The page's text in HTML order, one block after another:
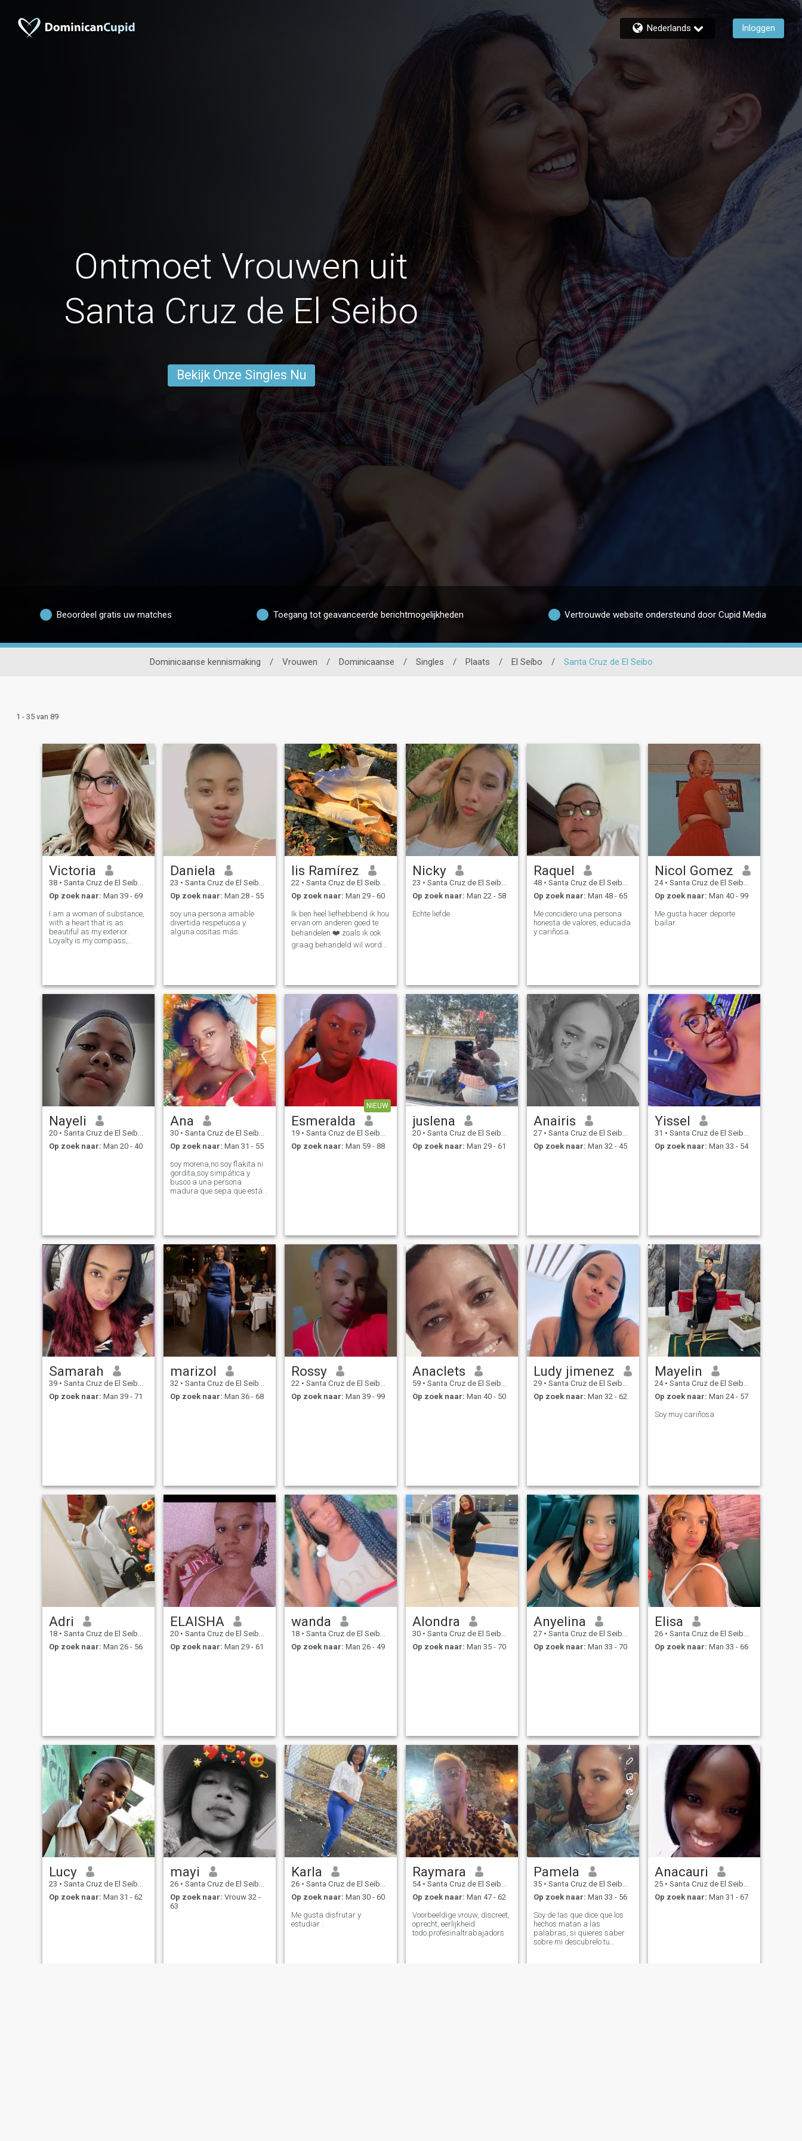
Nederlands Inloggen
Ontmoet Vrouwen uit
Santa Cruz de El Seibo
Bekijk Onze Singles Nu
Beoordeel gratis uw matches Toegang tot geavanceerde berichtmogelijkheden Vertrouwde website ondersteund door Cupid Media
Dominicaanse kennismaking / Vrouwen / Dominicaanse / Singles / Plaats / El Seíbo / Santa Cruz de El Seibo
1 - 35 van 89
Victoria
38 • Santa Cruz de El Seibo, El Seíbo, Dominicaanse Rep.
Op zoek naar: Man 39 - 69
I am a woman of substance,
with a heart that is as
beautiful as my exterior.
Loyalty is my compass,
everyone with respect and
understanding. I
Daniela
23 • Santa Cruz de El Seibo, El Seíbo, Dominicaanse Rep.
Op zoek naar: Man 28 - 55
soy una persona amable
divertida respetuosa y
alguna cositas más
lis Ramírez
22 • Santa Cruz de El Seibo, El Seíbo, Dominicaanse Rep.
Op zoek naar: Man 29 - 60
Ik ben heel liefhebbend ik hou
ervan om anderen goed te
behandelen ❤️ zoals ik ook
graag behandeld wil worden
Nicky
23 • Santa Cruz de El Seibo, El Seíbo, Dominicaanse Rep.
Op zoek naar: Man 22 - 58
Echte liefde
Raquel
48 • Santa Cruz de El Seibo, El Seíbo, Dominicaanse Rep.
Op zoek naar: Man 48 - 65
Me concidero una persona
honesta de valores, educada
y cariñosa.
Nicol Gomez
24 • Santa Cruz de El Seibo, El Seíbo, Dominicaanse Rep.
Op zoek naar: Man 40 - 99
Me gusta hacer deporte
bailar
Nayeli
20 • Santa Cruz de El Seibo, El Seíbo, Dominicaanse Rep.
Op zoek naar: Man 20 - 40
Ana
30 • Santa Cruz de El Seibo, El Seíbo, Dominicaanse Rep.
Op zoek naar: Man 31 - 55
soy morena,no soy flakita ni
gordita,soy simpática y
busco a una persona
madura que sepa que está
NIEUW
Esmeralda
19 • Santa Cruz de El Seibo, El Seíbo, Dominicaanse Rep.
Op zoek naar: Man 59 - 88
juslena
20 • Santa Cruz de El Seibo, El Seíbo, Dominicaanse Rep.
Op zoek naar: Man 29 - 61
Anairis
27 • Santa Cruz de El Seibo, El Seíbo, Dominicaanse Rep.
Op zoek naar: Man 32 - 45
Yissel
31 • Santa Cruz de El Seibo, El Seíbo, Dominicaanse Rep.
Op zoek naar: Man 33 - 54
Samarah
39 • Santa Cruz de El Seibo, El Seíbo, Dominicaanse Rep.
Op zoek naar: Man 39 - 71
marizol
32 • Santa Cruz de El Seibo, El Seíbo, Dominicaanse Rep.
Op zoek naar: Man 36 - 68
Rossy
22 • Santa Cruz de El Seibo, El Seíbo, Dominicaanse Rep.
Op zoek naar: Man 39 - 99
Anaclets
59 • Santa Cruz de El Seibo, El Seíbo, Dominicaanse Rep.
Op zoek naar: Man 40 - 50
Ludy jimenez
29 • Santa Cruz de El Seibo, El Seíbo, Dominicaanse Rep.
Op zoek naar: Man 32 - 62
Mayelin
24 • Santa Cruz de El Seibo, El Seíbo, Dominicaanse Rep.
Op zoek naar: Man 24 - 57
Soy muy cariñosa
Adri
18 • Santa Cruz de El Seibo, El Seíbo, Dominicaanse Rep.
Op zoek naar: Man 26 - 56
ELAISHA
20 • Santa Cruz de El Seibo, El Seíbo, Dominicaanse Rep.
Op zoek naar: Man 29 - 61
wanda
18 • Santa Cruz de El Seibo, El Seíbo, Dominicaanse Rep.
Op zoek naar: Man 26 - 49
Alondra
30 • Santa Cruz de El Seibo, El Seíbo, Dominicaanse Rep.
Op zoek naar: Man 35 - 70
Anyelina
27 • Santa Cruz de El Seibo, El Seíbo, Dominicaanse Rep.
Op zoek naar: Man 33 - 70
Elisa
26 • Santa Cruz de El Seibo, El Seíbo, Dominicaanse Rep.
Op zoek naar: Man 33 - 66
Lucy
23 • Santa Cruz de El Seibo, El Seíbo, Dominicaanse Rep.
Op zoek naar: Man 31 - 62
mayi
26 • Santa Cruz de El Seibo, El Seíbo, Dominicaanse Rep.
Op zoek naar: Vrouw 32 -
63
Karla
26 • Santa Cruz de El Seibo, El Seíbo, Dominicaanse Rep.
Op zoek naar: Man 30 - 60
Me gusta disfrutar y
estudiar .
Raymara
54 • Santa Cruz de El Seibo, El Seíbo, Dominicaanse Rep.
Op zoek naar: Man 47 - 62
Voorbeeldige vrouw, discreet,
oprecht, eerlijkheid
todo.profesinaltrabajadors
Pamela
35 • Santa Cruz de El Seibo, El Seíbo, Dominicaanse Rep.
Op zoek naar: Man 33 - 56
Soy de las que dice que los
hechos matan a las
palabras, si quieres saber
sobre mi descubrelo tu
Anacauri
25 • Santa Cruz de El Seibo, El Seíbo, Dominicaanse Rep.
Op zoek naar: Man 31 - 67